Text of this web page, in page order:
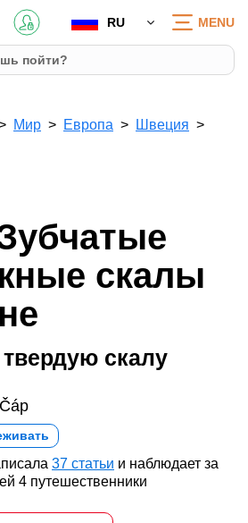
RU MENU
Мир Европа
Швеция
скалы
скалу
37 статьи и наблюдает за
4 путешественники